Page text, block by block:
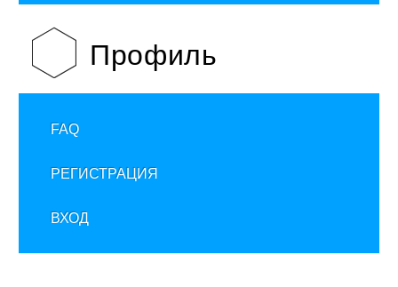
Профиль
FAQ
РЕГИСТРАЦИЯ
ВХОД